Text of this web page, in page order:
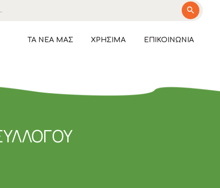
ΤΑ ΝΈΑ ΜΑΣ ΧΡΉΣΙΜΑ ΕΠΙΚΟΙΝΩΝΊΑ